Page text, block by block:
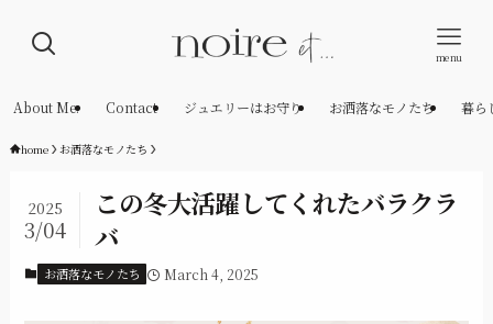
menu
About Me. Contact ジュエリーはお守り お洒落なモノたち 暮ら
home お洒落なモノたち
この冬大活躍してくれたバラクラ
バ
2025
3/04
お洒落なモノたち March 4, 2025